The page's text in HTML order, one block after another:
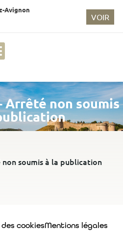
Arrêté non soumis
non soumis à la publication
cookiesMentions légales
Avignon
VOIR